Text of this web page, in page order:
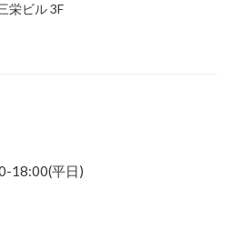
栄ビル 3F
18:00(平日)